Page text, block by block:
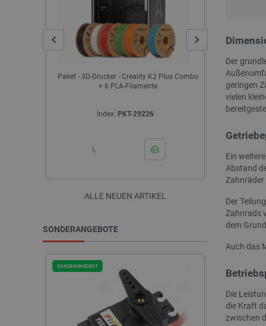
eSUN PLA+ Filament 1,75 mm 1 kg - RGB Rot
Index: SUN-28284
Elegoo
ALLE NEUEN ARTIKEL
SONDERANGEBOTE
SONDERANGEBOT
Der
geringen
vielen
Ein
Abstand
Zahnräder
Der
Zahnrads
dem
Auch das
Die
die Kraft
zwischen